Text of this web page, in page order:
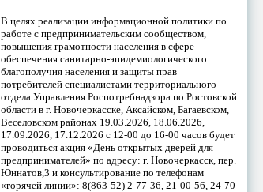
В целях реализации информационной политики по
работе с предпринимательским сообществом,
повышения грамотности населения в сфере
обеспечения санитарно-эпидемиологического
благополучия населения и защиты прав
потребителей специалистами территориального
отдела Управления Роспотребнадзора по Ростовской
области в г. Новочеркасске, Аксайском, Багаевском,
Веселовском районах 19.03.2026, 18.06.2026,
17.09.2026, 17.12.2026 с 12-00 до 16-00 часов будет
проводиться акция «День открытых дверей для
предпринимателей» по адресу: г. Новочеркасск, пер.
Юннатов,3 и консультирование по телефонам
«горячей линии»: 8(863-52) 2-77-36, 21-00-56, 24-70-